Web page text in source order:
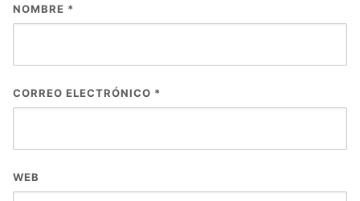
NOMBRE *
CORREO ELECTRÓNICO *
WEB